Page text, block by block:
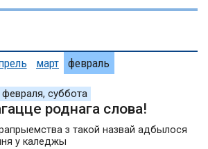
март февраль
февраля, суббота
роднага слова!
з такой назвай адбылося
у каледжы